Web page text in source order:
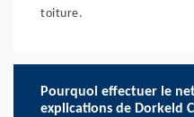
toiture.
Pourquoi effectuer le
explications de Dorkeld